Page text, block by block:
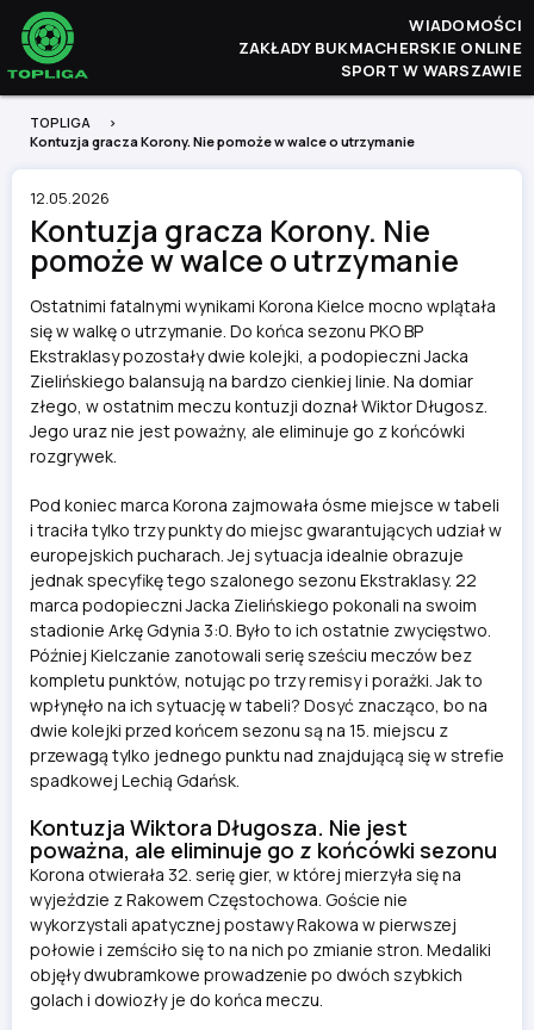
WIADOMOŚCI
ZAKŁADY BUKMACHERSKIE ONLINE
SPORT W WARSZAWIE
TOPLIGA
Kontuzja gracza Korony. Nie pomoże w walce o utrzymanie
12.05.2026
Kontuzja gracza Korony. Nie
pomoże w walce o utrzymanie
Ostatnimi fatalnymi wynikami Korona Kielce mocno wplątała
się w walkę o utrzymanie. Do końca sezonu PKO BP
Ekstraklasy pozostały dwie kolejki, a podopieczni Jacka
Zielińskiego balansują na bardzo cienkiej linie. Na domiar
złego, w ostatnim meczu kontuzji doznał Wiktor Długosz.
Jego uraz nie jest poważny, ale eliminuje go z końcówki
rozgrywek.
Pod koniec marca Korona zajmowała ósme miejsce w tabeli
i traciła tylko trzy punkty do miejsc gwarantujących udział w
europejskich pucharach. Jej sytuacja idealnie obrazuje
jednak specyfikę tego szalonego sezonu Ekstraklasy. 22
marca podopieczni Jacka Zielińskiego pokonali na swoim
stadionie Arkę Gdynia 3:0. Było to ich ostatnie zwycięstwo.
Później Kielczanie zanotowali serię sześciu meczów bez
kompletu punktów, notując po trzy remisy i porażki. Jak to
wpłynęło na ich sytuację w tabeli? Dosyć znacząco, bo na
dwie kolejki przed końcem sezonu są na 15. miejscu z
przewagą tylko jednego punktu nad znajdującą się w strefie
spadkowej Lechią Gdańsk.
Kontuzja Wiktora Długosza. Nie jest
poważna, ale eliminuje go z końcówki sezonu
Korona otwierała 32. serię gier, w której mierzyła się na
wyjeździe z Rakowem Częstochowa. Goście nie
wykorzystali apatycznej postawy Rakowa w pierwszej
połowie i zemściło się to na nich po zmianie stron. Medaliki
objęły dwubramkowe prowadzenie po dwóch szybkich
golach i dowiozły je do końca meczu.